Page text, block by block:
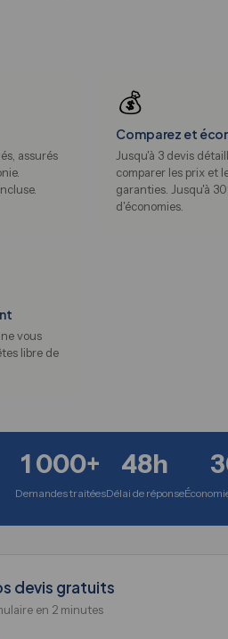
assurés
💰
Comparez et
Jusqu'à 3 devis
comparer les prix et
garanties. Jusqu'à
d'économies.
vous
libre de
1 000+
Demandes traitées
48h
Délai de réponse
devis gratuits
en 2 minutes